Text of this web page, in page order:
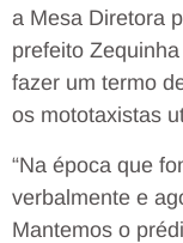
a Mesa Diretora
prefeito
fazer um termo
os mototaxistas
“Na época que
verbalmente e
Mantemos o